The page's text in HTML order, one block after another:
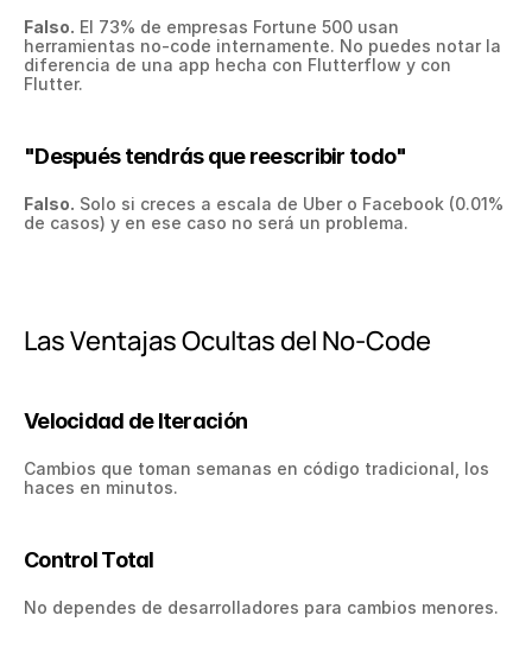
Falso. El 73% de empresas Fortune 500 usan
herramientas no-code internamente. No puedes notar la
diferencia de una app hecha con Flutterflow y con
Flutter.
"Después tendrás que reescribir todo"
Falso. Solo si creces a escala de Uber o Facebook (0.01%
de casos) y en ese caso no será un problema.
Las Ventajas Ocultas del No-Code
Velocidad de Iteración
Cambios que toman semanas en código tradicional, los
haces en minutos.
Control Total
No dependes de desarrolladores para cambios menores.